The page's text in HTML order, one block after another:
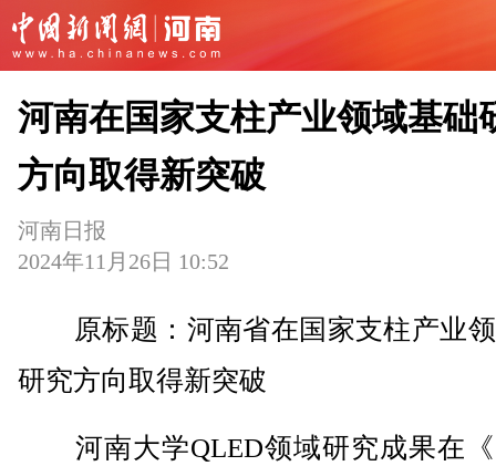
河南在国家支柱产业领域基础
方向取得新突破
河南日报
2024年11月26日 10:52
原标题：河南省在国家支柱产业
研究方向取得新突破
河南大学QLED领域研究成果在《